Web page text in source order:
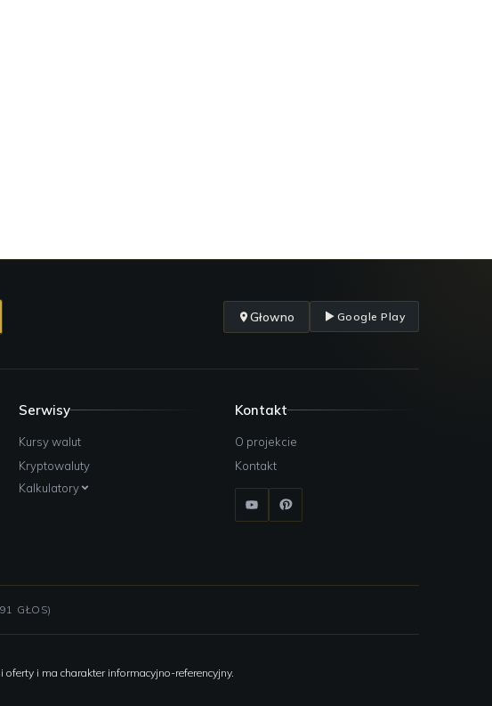
Głowno Google Play
Serwisy
Kursy walut
Kryptowaluty
Kalkulatory
Kontakt
O projekcie
Kontakt
GŁOS)
i ma charakter informacyjno-referencyjny.